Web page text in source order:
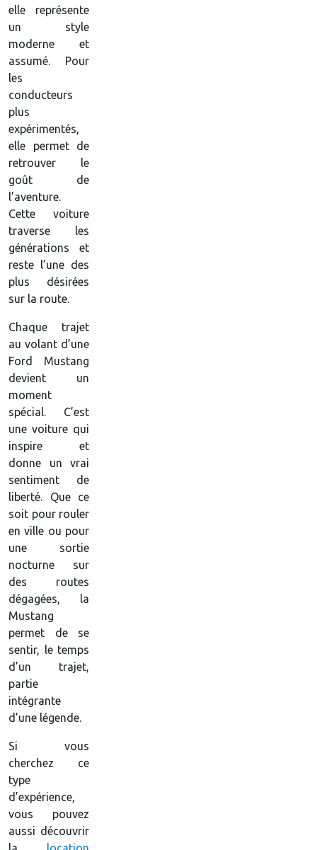
elle représente
un style
moderne et
assumé. Pour
les
conducteurs
plus
expérimentés,
elle permet de
retrouver le
goût de
l’aventure.
Cette voiture
traverse les
générations et
reste l’une des
plus désirées
sur la route.
Chaque trajet
au volant d’une
Ford Mustang
devient un
moment
spécial. C’est
une voiture qui
inspire et
donne un vrai
sentiment de
liberté. Que ce
soit pour rouler
en ville ou pour
une sortie
nocturne sur
des routes
dégagées, la
Mustang
permet de se
sentir, le temps
d’un trajet,
partie
intégrante
d’une légende.
Si vous
cherchez ce
type
d’expérience,
vous pouvez
aussi découvrir